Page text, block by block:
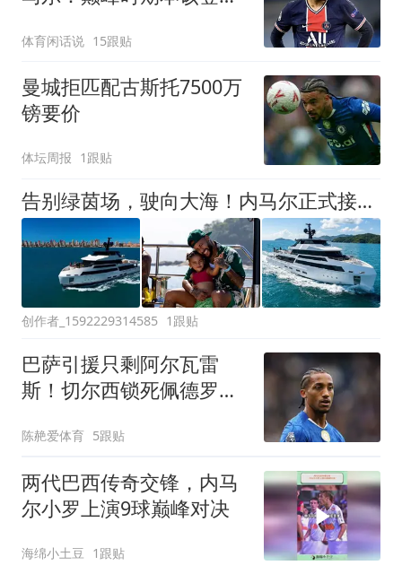
运！
体育闲话说 15跟贴
曼城拒匹配古斯托7500万
镑要价
体坛周报 1跟贴
告别绿茵场，驶向大海！内马尔正式接收46米探险游艇“Enejota”号
创作者_1592229314585 1跟贴
巴萨引援只剩阿尔瓦雷
斯！切尔西锁死佩德罗，
陈赩爱体育 5跟贴
两代巴西传奇交锋，内马
尔小罗上演9球巅峰对决
海绵小土豆 1跟贴